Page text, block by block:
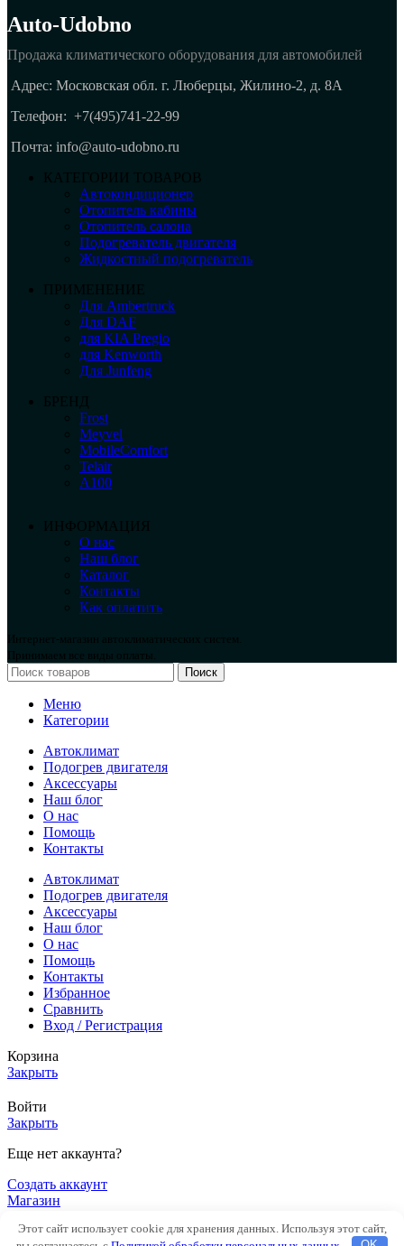
Auto-Udobno
Продажа климатического оборудования для автомобилей
Адрес: Московская обл. г. Люберцы, Жилино-2, д. 8A
Телефон: +7(495)741-22-99
Почта: info@auto-udobno.ru
КАТЕГОРИИ ТОВАРОВ
Автокондиционер
Отопитель кабины
Отопитель салона
Подогреватель двигателя
Жидкостный подогреватель
ПРИМЕНЕНИЕ
Для Ambertruck
Для DAF
для KIA Pregio
для Kenworth
Для Junfeng
БРЕНД
Frost
Meyvel
MobileComfort
Telair
А100
ИНФОРМАЦИЯ
О нас
Наш блог
Каталог
Контакты
Как оплатить
Интернет-магазин автоклиматических систем.
Принимаем все виды оплаты.
Поиск
Меню
Категории
Автоклимат
Подогрев двигателя
Аксессуары
Наш блог
О нас
Помощь
Контакты
Автоклимат
Подогрев двигателя
Аксессуары
Наш блог
О нас
Помощь
Контакты
Избранное
Сравнить
Вход / Регистрация
Корзина
Закрыть
Войти
Закрыть
Еще нет аккаунта?
Создать аккаунт
Магазин
элементов Заказ
Этот сайт использует cookie для хранения данных. Используя этот сайт,